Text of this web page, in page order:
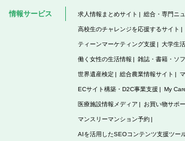
情報サービス 求人情報まとめサイト 総合・専門ニ
高校生のチャレンジを応援するサイト
ティーンマーケティング支援 大学生
働く女性の生活情報 雑誌・書籍・ソ
世界遺産検定 総合農業情報サイト
ECサイト構築・D2C事業支援 My
医療施設情報メディア お買い物サポ
マンスリーマンション予約
AIを活用したSEOコンテンツ支援ツー